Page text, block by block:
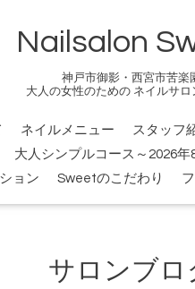
Nailsalon
神戸市御影・西宮市苦楽
大人の女性のための ネイルサ
ネイルメニュー スタッフ
大人シンプルコース～2026年
ョン
Sweetのこだわり
サロンブロ